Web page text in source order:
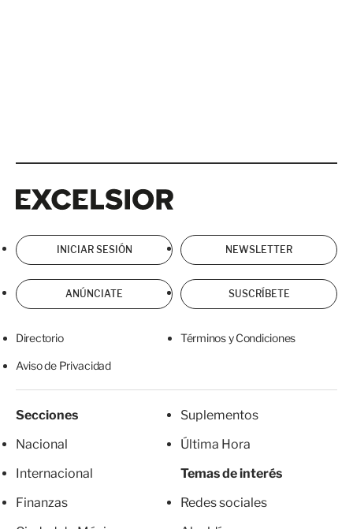
INICIAR SESIÓN NEWSLETTER
ANÚNCIATE SUSCRÍBETE
Directorio Términos y Condiciones
Aviso de Privacidad
Secciones
Nacional
Internacional
Finanzas
Suplementos
Última Hora
Temas de interés
Redes sociales